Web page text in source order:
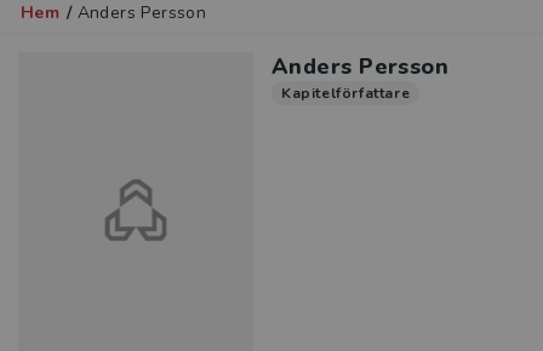
Hem / Anders Persson
Anders Persson
Kapitelförfattare